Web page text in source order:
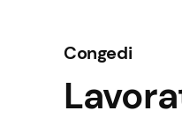
Congedi